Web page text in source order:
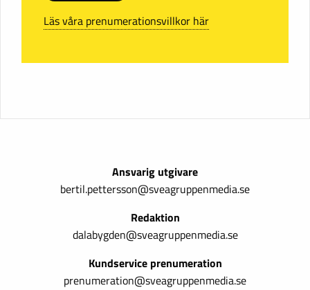
Läs våra prenumerationsvillkor här
Ansvarig utgivare
bertil.pettersson@sveagruppenmedia.se
Redaktion
dalabygden@sveagruppenmedia.se
Kundservice prenumeration
prenumeration@sveagruppenmedia.se